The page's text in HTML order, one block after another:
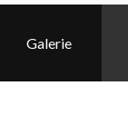
Galerie